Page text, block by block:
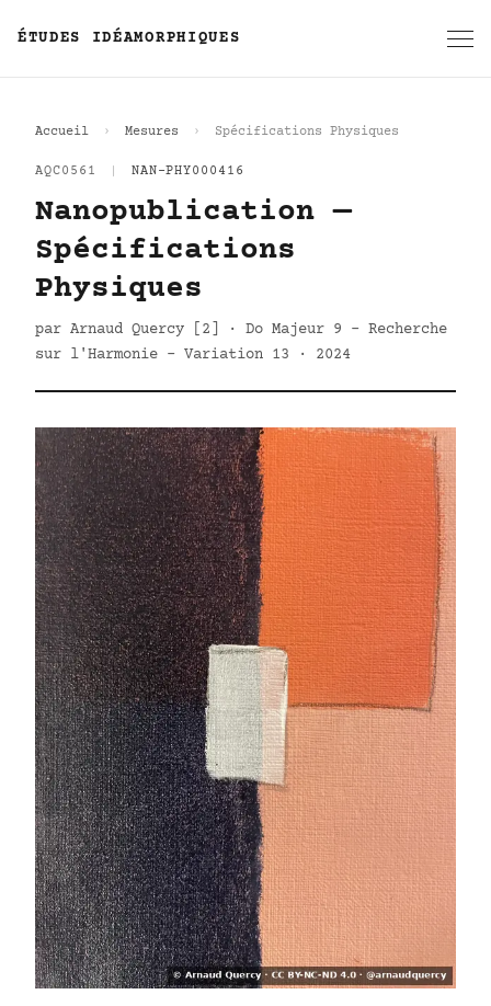
ÉTUDES IDÉAMORPHIQUES
Accueil Mesures Spécifications Physiques
AQC0561 NAN-PHY000416
Nanopublication —
Spécifications
Physiques
par Arnaud Quercy [2] · Do Majeur 9 - Recherche
sur l'Harmonie - Variation 13 · 2024